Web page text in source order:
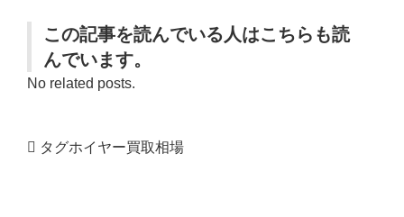
この記事を読んでいる人はこちらも読
んでいます。
No related posts.
タグホイヤー買取相場